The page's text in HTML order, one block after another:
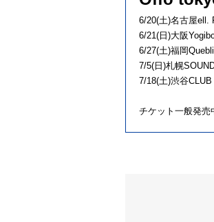
6/20(土)名古屋
6/21(日)大阪
6/27(土)福岡
7/5(日)札幌
7/18(土)渋谷
チケット一般発